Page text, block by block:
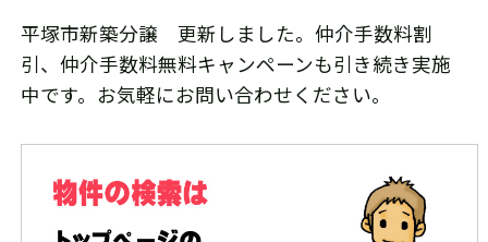
平塚市新築分譲 更新しました。仲介手数料割
引、仲介手数料無料キャンペーンも引き続き実施
中です。お気軽にお問い合わせください。